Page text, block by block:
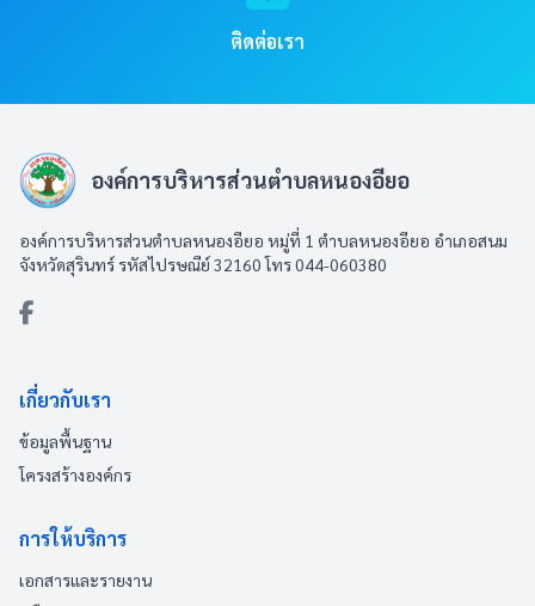
ติดต่อเรา
องค์การบริหารส่วนตำบลหนองอียอ
องค์การบริหารส่วนตำบลหนองอียอ หมู่ที่ 1 ตำบลหนองอียอ อำเภอสนม
จังหวัดสุรินทร์ รหัสไปรษณีย์ 32160 โทร 044-060380
เกี่ยวกับเรา
ข้อมูลพื้นฐาน
โครงสร้างองค์กร
การให้บริการ
เอกสารและรายงาน